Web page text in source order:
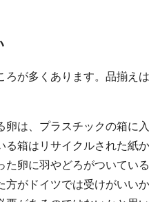
ろが多くあります。品揃え
は、プラスチックの箱に
箱はリサイクルされた紙
卵に羽やどろがついてい
がドイツでは受けがいい